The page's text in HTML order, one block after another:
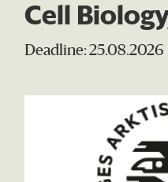
Cell
Deadline: 25.08.2026